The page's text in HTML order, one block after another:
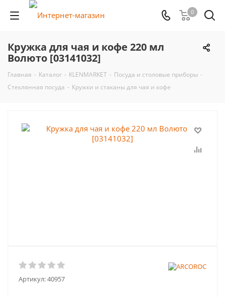
0
Кружка для чая и кофе 220 мл
Волюто [03141032]
Главная - Каталог - KLENMARKET - Посуда и столовые приборы -
Стеклянная посуда - Кружки и стаканы для чая и кофе
Артикул:40957